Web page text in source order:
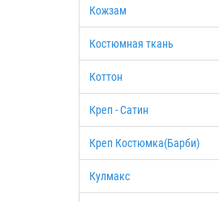
Кожзам
Костюмная ткань
Коттон
Креп - Сатин
Креп Костюмка(Барби)
Кулмакс